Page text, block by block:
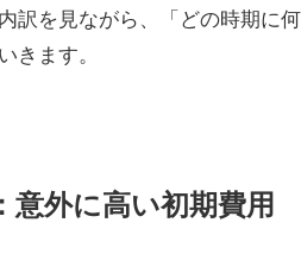
訳を見ながら、「どの時期に
きます。
意外に高い初期費用